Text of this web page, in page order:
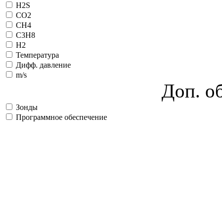
H2S
CO2
CH4
C3H8
H2
Температура
Дифф. давление
m/s
Доп.
Зонды
Программное обеспечение